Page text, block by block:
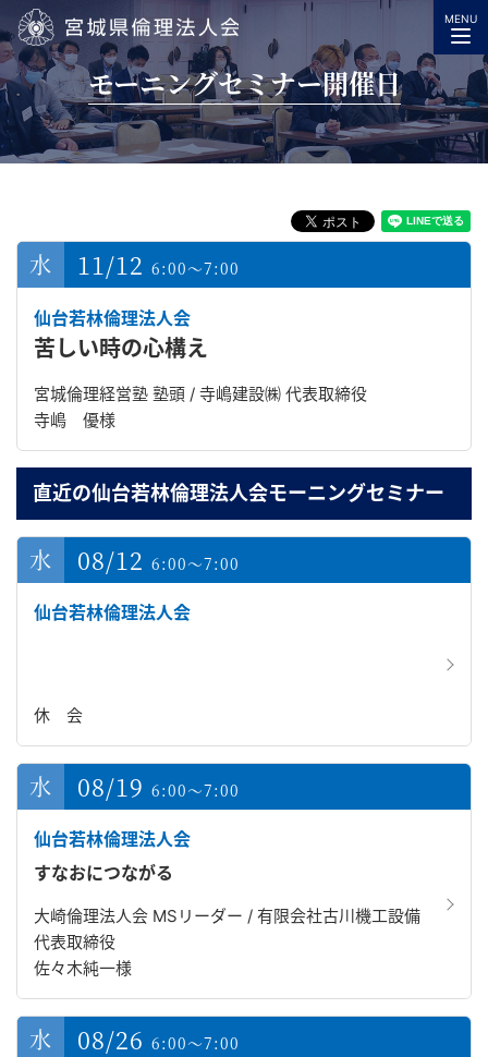
宮城県倫理法人会
MENU
モーニングセミナー開催日
11/12 6:00～7:00
仙台若林倫理法人会
苦しい時の心構え
宮城倫理経営塾 塾頭 / 寺嶋建設㈱ 代表取締役
寺嶋 優様
直近の仙台若林倫理法人会モーニングセミナー
08/12 6:00～7:00
仙台若林倫理法人会
休 会
08/19 6:00～7:00
仙台若林倫理法人会
すなおにつながる
大崎倫理法人会 MSリーダー / 有限会社古川機工設備
代表取締役
佐々木純一様
08/26 6:00～7:00